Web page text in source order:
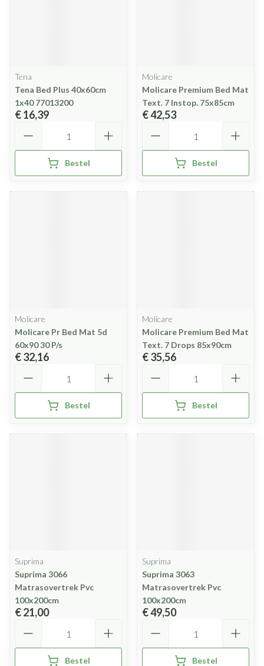
Tena
Tena Bed Plus 40x60cm
1x40 77013200
€ 16,39
Bestel
Molicare
Molicare Premium Bed Mat
Text. 7 Instop. 75x85cm
€ 42,53
Bestel
Molicare
Molicare Pr Bed Mat 5d
60x90 30 P/s
€ 32,16
Bestel
Molicare
Molicare Premium Bed Mat
Text. 7 Drops 85x90cm
€ 35,56
Bestel
Suprima
Suprima 3066
Matrasovertrek Pvc
100x200cm
€ 21,00
Bestel
Suprima
Suprima 3063
Matrasovertrek Pvc
100x200cm
€ 49,50
Bestel